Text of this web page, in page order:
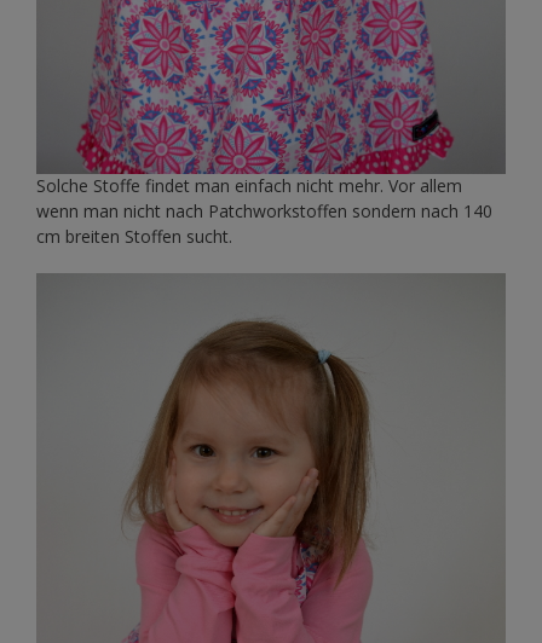
Solche Stoffe findet man einfach nicht mehr. Vor allem
wenn man nicht nach Patchworkstoffen sondern nach 140
cm breiten Stoffen sucht.